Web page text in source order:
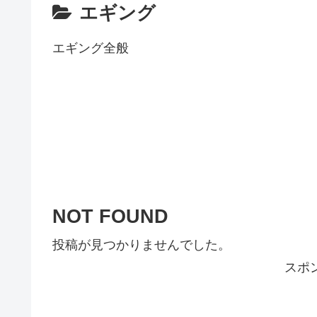
エギング
エギング全般
NOT FOUND
投稿が見つかりませんでした。
スポ